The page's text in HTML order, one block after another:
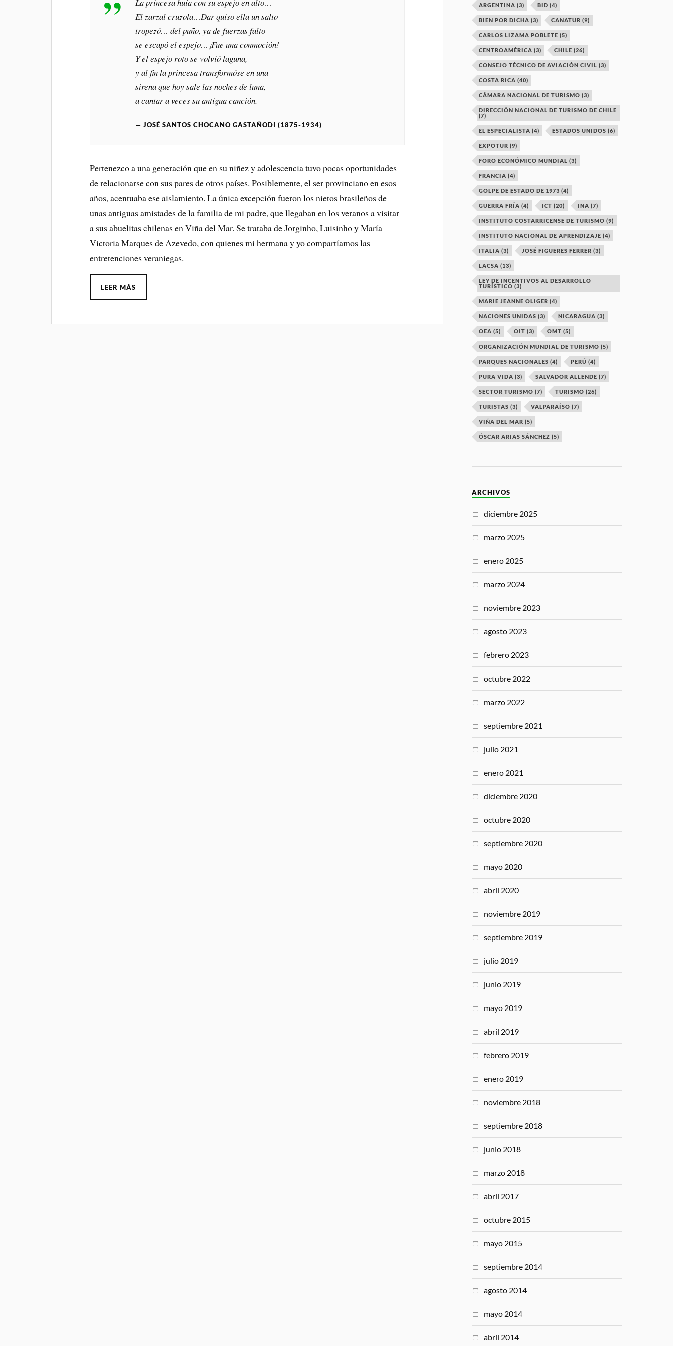
El zarzal cruzola…Dar quiso ella un salto
tropezó… del puño, ya de fuerzas falto
se escapó el espejo…¡Fue una conmoción!
Y el espejo roto se volvió laguna,
y al fin la princesa transformóse en una
sirena que hoy sale las noches de luna,
a cantar a veces su antigua canción.
JOSÉ SANTOS CHOCANO GASTAÑODI (1875-1934)
Pertenezco a una generación que en su niñez y adolescencia tuvo pocas oportunidades
de relacionarse con sus pares de otros países. Posiblemente, el ser provinciano en esos
años, acentuaba ese aislamiento. La única excepción fueron los nietos brasileños de
unas antiguas amistades de la familia de mi padre, que llegaban en los veranos a visitar
a sus abuelitas chilenas en Viña del Mar. Se trataba de Jorginho, Luisinho y María
Victoria Marques de Azevedo, con quienes mi hermana y yo compartíamos las
entretenciones veraniegas.
LEER MÁS
ARGENTINA (3) BID (4)
BIEN POR DICHA (3) CANATUR (9)
CARLOS LIZAMA POBLETE (5)
CENTROAMÉRICA (3) CHILE (26)
CONSEJO TÉCNICO DE AVIACIÓN CIVIL (3)
COSTA RICA (40)
CÁMARA NACIONAL DE TURISMO (3)
DIRECCIÓN NACIONAL DE TURISMO DE CHILE
(7)
EL ESPECIALISTA (4) ESTADOS UNIDOS (6)
EXPOTUR (9)
FORO ECONÓMICO MUNDIAL (3)
FRANCIA (4)
GOLPE DE ESTADO DE 1973 (4)
GUERRA FRÍA (4) ICT (20) INA (7)
INSTITUTO COSTARRICENSE DE TURISMO (9)
INSTITUTO NACIONAL DE APRENDIZAJE (4)
ITALIA (3) JOSÉ FIGUERES FERRER (3)
LACSA (13)
LEY DE INCENTIVOS AL DESARROLLO
TURÍSTICO (3)
MARIE JEANNE OLIGER (4)
NACIONES UNIDAS (3) NICARAGUA (3)
OEA (5) OIT (3) OMT (5)
ORGANIZACIÓN MUNDIAL DE TURISMO (5)
PARQUES NACIONALES (4) PERÚ (4)
PURA VIDA (3) SALVADOR ALLENDE (7)
SECTOR TURISMO (7) TURISMO (26)
TURISTAS (3) VALPARAÍSO (7)
VIÑA DEL MAR (5)
ÓSCAR ARIAS SÁNCHEZ (5)
ARCHIVOS
diciembre 2025
marzo 2025
enero 2025
marzo 2024
noviembre 2023
agosto 2023
febrero 2023
octubre 2022
marzo 2022
septiembre 2021
julio 2021
enero 2021
diciembre 2020
octubre 2020
septiembre 2020
mayo 2020
abril 2020
noviembre 2019
septiembre 2019
julio 2019
junio 2019
mayo 2019
abril 2019
febrero 2019
enero 2019
noviembre 2018
septiembre 2018
junio 2018
marzo 2018
abril 2017
octubre 2015
mayo 2015
septiembre 2014
agosto 2014
mayo 2014
abril 2014